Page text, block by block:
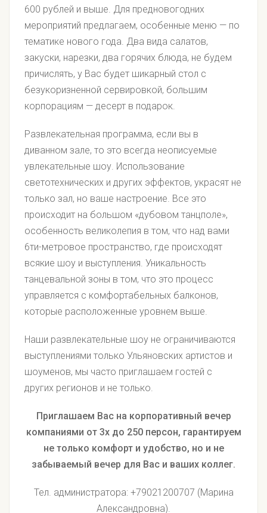
600 рублей и выше. Для предновогодних
мероприятий предлагаем, особенные меню — по
тематике нового года. Два вида салатов,
закуски, нарезки, два горячих блюда, не будем
причислять, у Вас будет шикарный стол с
безукоризненной сервировкой, большим
корпорациям — десерт в подарок.
Развлекательная программа, если вы в
диванном зале, то это всегда неописуемые
увлекательные шоу. Использование
светотехнических и других эффектов, украсят не
только зал, но ваше настроение. Все это
происходит на большом «дубовом танцполе»,
особенность великолепия в том, что над вами
6ти-метровое пространство, где происходят
всякие шоу и выступления. Уникальность
танцевальной зоны в том, что это процесс
управляется с комфортабельных балконов,
которые расположенные уровнем выше.
Наши развлекательные шоу не ограничиваются
выступлениями только Ульяновских артистов и
шоуменов, мы часто приглашаем гостей с
других регионов и не только.
Приглашаем Вас на корпоративный вечер
компаниями от 3х до 250 персон, гарантируем
не только комфорт и удобство, но и не
забываемый вечер для Вас и ваших коллег.
Тел. администратора: +79021200707 (Марина
Александровна).